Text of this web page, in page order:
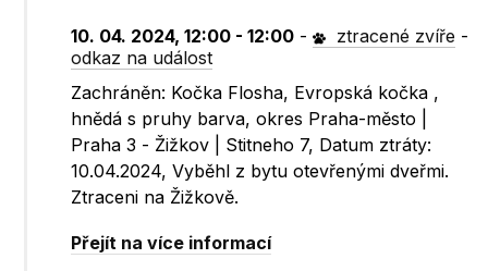
10. 04. 2024, 12:00 - 12:00 - ztracené zvíře -
odkaz na událost
Zachráněn: Kočka Flosha, Evropská kočka ,
hnědá s pruhy barva, okres Praha-město |
Praha 3 - Žižkov | Stitneho 7, Datum ztráty:
10.04.2024, Vyběhl z bytu otevřenými dveřmi.
Ztraceni na Žižkově.
Přejít na více informací